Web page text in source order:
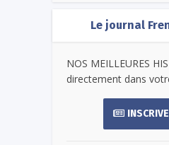
Le journal
NOS MEILLEURES
directement dans